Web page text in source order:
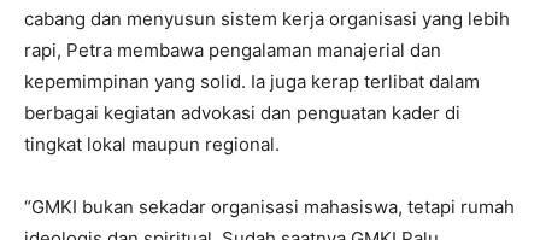
cabang dan menyusun sistem kerja organisasi yang lebih
rapi, Petra membawa pengalaman manajerial dan
kepemimpinan yang solid. Ia juga kerap terlibat dalam
berbagai kegiatan advokasi dan penguatan kader di
tingkat lokal maupun regional.
“GMKI bukan sekadar organisasi mahasiswa, tetapi rumah